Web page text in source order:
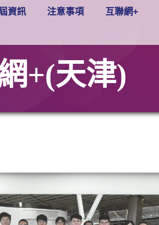
資訊 注意事項 互聯網+
+(天津)